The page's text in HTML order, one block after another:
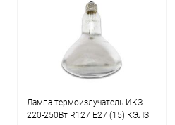
Лампа-термоизлучатель ИКЗ
220-250Вт R127 E27 (15) КЭЛЗ